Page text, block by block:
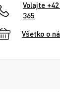
Volajte
365
Všetko o